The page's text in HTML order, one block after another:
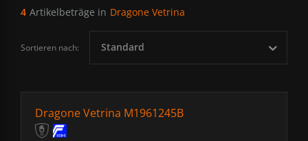
4 Artikelbeträge in Dragone Vetrina
Sortieren nach: Standard
Dragone Vetrina M1961245B